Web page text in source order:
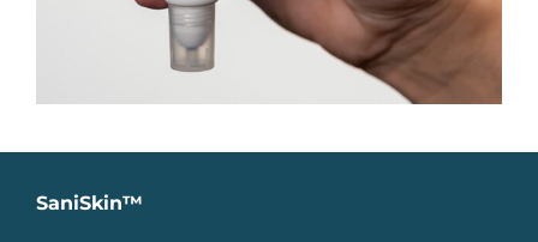
SaniSkin™